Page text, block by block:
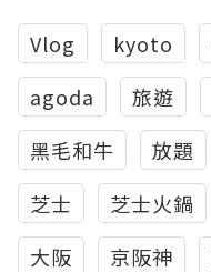
Vlog kyoto
agoda
旅遊
黑毛和牛
放題
芝士
芝士火鍋
大阪
京阪神